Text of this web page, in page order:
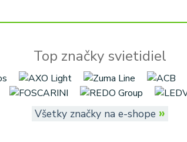
Top značky svietidiel
Všetky značky na e-shope »